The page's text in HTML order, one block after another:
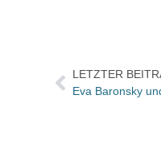
LETZTER
Eva Baronsky